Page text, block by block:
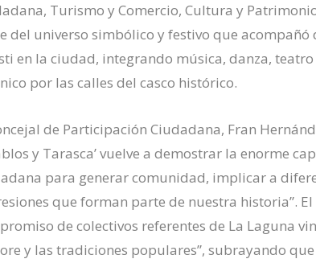
Turismo y Comercio, Cultura y
del universo simbólico y festivo que
en la ciudad, integrando música, danza,
por las calles del casco histórico.
de Participación Ciudadana, Fran
y Tarasca’ vuelve a demostrar la enorme
para generar comunidad, implicar a
que forman parte de nuestra historia”.
de colectivos referentes de La Laguna
y las tradiciones populares”, subrayando